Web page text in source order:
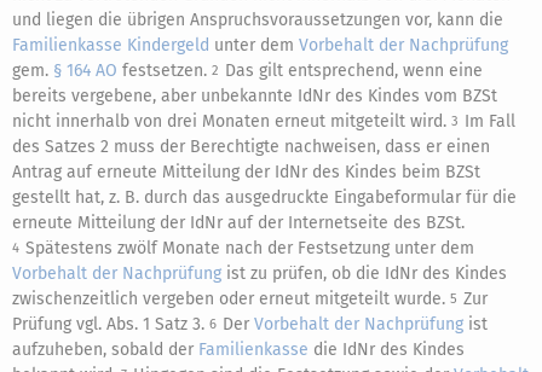
und liegen die übrigen Anspruchsvoraussetzungen vor, kann die
Familienkasse Kindergeld unter dem Vorbehalt der Nachprüfung
gem. § 164 AO festsetzen. 2 Das gilt entsprechend, wenn eine
bereits vergebene, aber unbekannte IdNr des Kindes vom BZSt
nicht innerhalb von drei Monaten erneut mitgeteilt wird. 3 Im Fall
des Satzes 2 muss der Berechtigte nachweisen, dass er einen
Antrag auf erneute Mitteilung der IdNr des Kindes beim BZSt
gestellt hat, z. B. durch das ausgedruckte Eingabeformular für die
erneute Mitteilung der IdNr auf der Internetseite des BZSt.
4 Spätestens zwölf Monate nach der Festsetzung unter dem
Vorbehalt der Nachprüfung ist zu prüfen, ob die IdNr des Kindes
zwischenzeitlich vergeben oder erneut mitgeteilt wurde. 5 Zur
Prüfung vgl. Abs. 1 Satz 3. 6 Der Vorbehalt der Nachprüfung ist
aufzuheben, sobald der Familienkasse die IdNr des Kindes